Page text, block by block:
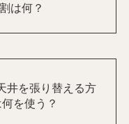
は何？
井を張り替える方
を使う？